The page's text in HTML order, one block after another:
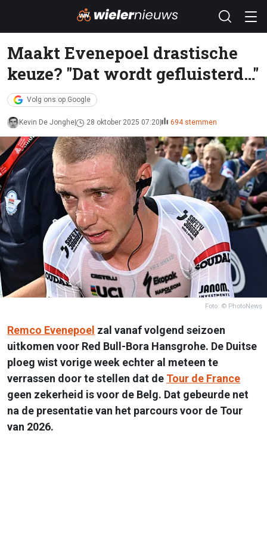
Maakt Evenepoel drastische
keuze? "Dat wordt gefluisterd…"
Volg ons op Google
Kevin De Jonghe 28 oktober 2025 07:20 694 stemmen
Foto: © PhotoNews
Remco Evenepoel zal vanaf volgend seizoen
uitkomen voor Red Bull-Bora Hansgrohe. De Duitse
ploeg wist vorige week echter al meteen te
verrassen door te stellen dat de Tour de France
geen zekerheid is voor de Belg. Dat gebeurde net
na de presentatie van het parcours voor de Tour
van 2026.